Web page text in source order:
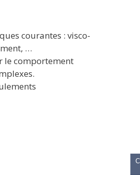
courantes : visco-
…
le comportement